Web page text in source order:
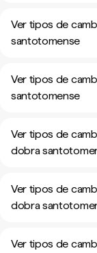
Ver tipos de
santotomense
Ver tipos de
santotomense
Ver tipos de
dobra
Ver tipos de
dobra
Ver tipos de